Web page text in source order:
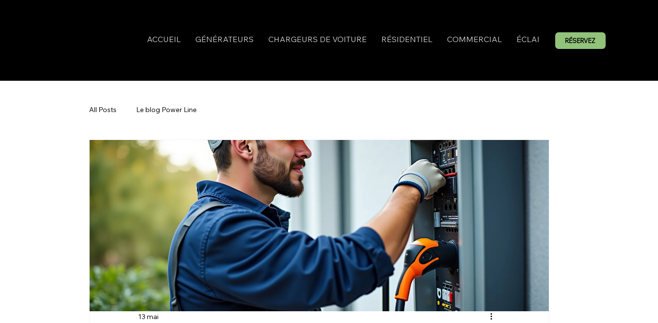
ACCUEIL GÉNÉRATEURS CHARGEURS DE VOITURE RÉSIDENTIEL COMMERCIAL ÉCLAIRAGE EXTÉRIEUR
RÉSERVEZ
All Posts Le blog Power Line
13 mai